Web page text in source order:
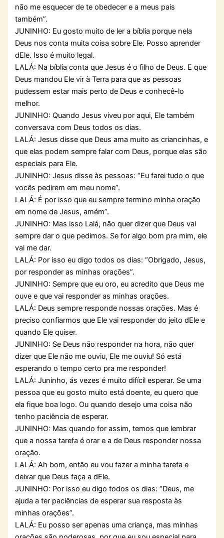
não me esquecer de te obedecer e a meus pais
também”.
JUNINHO: Eu gosto muito de ler a bíblia porque nela
Deus nos conta muita coisa sobre Ele. Posso aprender
dEle. Isso é muito legal.
LALÁ: Na bíblia conta que Jesus é o filho de Deus. E que
Deus mandou Ele vir à Terra para que as pessoas
pudessem estar mais perto de Deus e conhecê-lo
melhor.
JUNINHO: Quando Jesus viveu por aqui, Ele também
conversava com Deus todos os dias.
LALÁ: Jesus disse que Deus ama muito as criancinhas, e
que elas podem sempre falar com Deus, porque elas são
especiais para Ele.
JUNINHO: Jesus disse às pessoas: “Eu farei tudo o que
vocês pedirem em meu nome”.
LALÁ: É por isso que eu sempre termino minha oração
em nome de Jesus, amém”.
JUNINHO: Mas isso Lalá, não quer dizer que Deus vai
sempre dar o que pedimos. Se for algo bom pra mim, ele
vai me dar.
LALÁ: Por isso eu digo todos os dias: “Obrigado, Jesus,
por responder as minhas orações”.
JUNINHO: Sempre que eu oro, eu acredito que Deus me
ouve e que vai responder as minhas orações.
LALÁ: Deus sempre responde nossas orações. Mas é
preciso confiarmos que Ele vai responder do jeito dEle e
quando Ele quiser.
JUNINHO: Se Deus não responder na hora, não quer
dizer que Ele não me ouviu, Ele me ouviu! Só está
esperando o tempo certo pra me responder!
LALÁ: Juninho, ás vezes é muito difícil esperar. Se uma
pessoa que eu gosto muito está doente, eu quero que
ela fique boa logo. Ou quando desejo uma coisa não
tenho paciência de esperar.
JUNINHO: Mas quando for assim, temos que lembrar
que a nossa tarefa é orar e a de Deus responder nossa
oração.
LALÁ: Ah bom, então eu vou fazer a minha tarefa e
deixar que Deus faça a dEle.
JUNINHO: Por isso eu digo todos os dias: “Deus, me
ajuda a ter paciências de esperar sua resposta às
minhas orações”.
LALÁ: Eu posso ser apenas uma criança, mas minhas